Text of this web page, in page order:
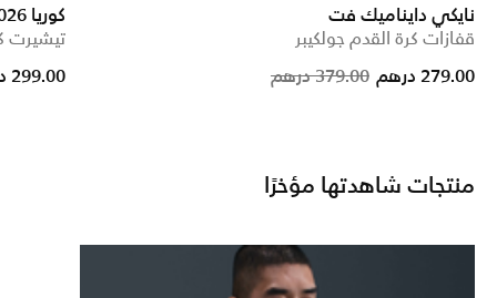
نايكي دايناميك فت
قفازات كرة القدم جولكيبر
Price
379.00 درهم to
279.00 درهم
كوريا 2026 ستيديوم الأساسي
تيشيرت
299.00 درهم
منتجات شاهدتها مؤخرًا